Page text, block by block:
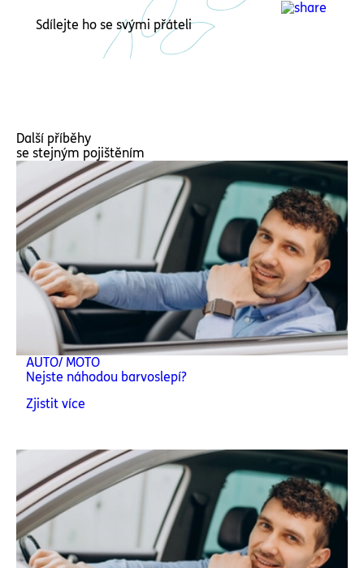
Sdílejte ho se svými přáteli
Další příběhy
se stejným pojištěním
AUTO/ MOTO
Nejste náhodou barvoslepí?
Zjistit více